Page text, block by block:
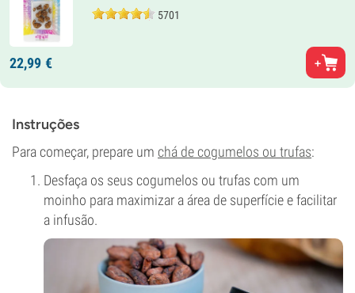
5701
22,99 €
Instruções
Para começar, prepare um chá de cogumelos ou trufas:
Desfaça os seus cogumelos ou trufas com um
moinho para maximizar a área de superfície e facilitar
a infusão.